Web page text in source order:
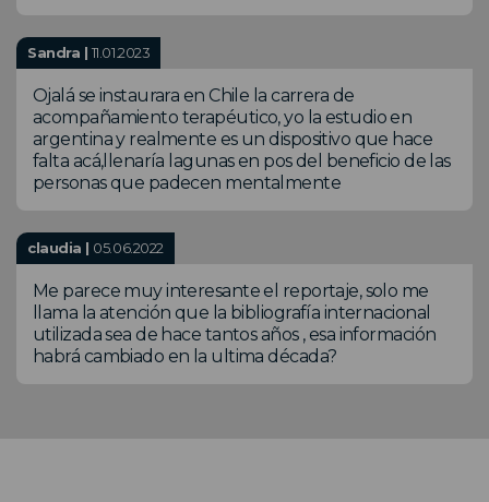
Sandra | 11.01.2023
Ojalá se instaurara en Chile la carrera de
acompañamiento terapéutico, yo la estudio en
argentina y realmente es un dispositivo que hace
falta acá,llenaría lagunas en pos del beneficio de las
personas que padecen mentalmente
claudia | 05.06.2022
Me parece muy interesante el reportaje, solo me
llama la atención que la bibliografía internacional
utilizada sea de hace tantos años , esa información
habrá cambiado en la ultima década?